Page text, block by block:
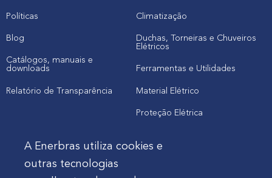
Políticas
Blog
Catálogos, manuais e
downloads
Relatório de Transparência
Climatização
Duchas, Torneiras e Chuveiros
Elétricos
Ferramentas e Utilidades
Material Elétrico
Proteção Elétrica
Cliente
A Enerbras utiliza cookies e
outras tecnologias